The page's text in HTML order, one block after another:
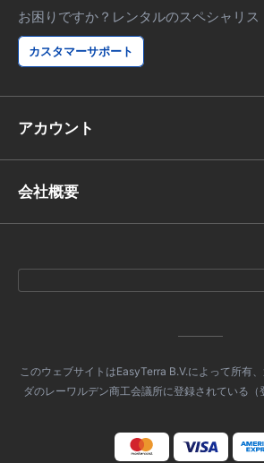
お困りですか？レンタルのスペシャリス
カスタマーサポート
アカウント
会社概要
このウェブサイトはEasyTerra B.V.によって所有
ダのレーワルデン商工会議所に登録されている（